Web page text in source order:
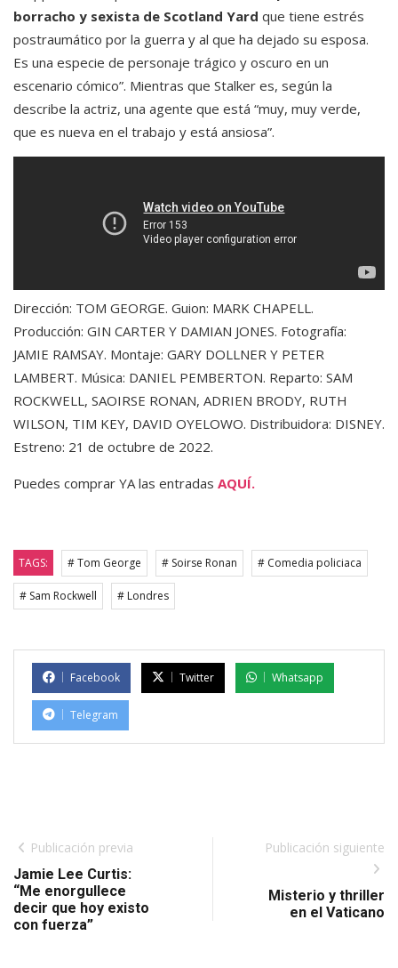
borracho y sexista de Scotland Yard que tiene estrés
postraumático por la guerra y al que ha dejado su esposa.
Es una especie de personaje trágico y oscuro en un
escenario cómico”. Mientras que Stalker es, según la
describe la actriz, una agente que está “muy, muy verde,
que es nueva en el trabajo y está ansiosa”.
Dirección: TOM GEORGE. Guion: MARK CHAPELL.
Producción: GIN CARTER Y DAMIAN JONES. Fotografía:
JAMIE RAMSAY. Montaje: GARY DOLLNER Y PETER
LAMBERT. Música: DANIEL PEMBERTON. Reparto: SAM
ROCKWELL, SAOIRSE RONAN, ADRIEN BRODY, RUTH
WILSON, TIM KEY, DAVID OYELOWO. Distribuidora: DISNEY.
Estreno: 21 de octubre de 2022.
Puedes comprar YA las entradas AQUÍ.
TAGS: # Tom George # Soirse Ronan # Comedia policiaca
# Sam Rockwell # Londres
Facebook Twitter Whatsapp
Telegram
Publicación previa
Jamie Lee Curtis:
“Me enorgullece
decir que hoy existo
con fuerza”
Publicación siguiente
Misterio y thriller
en el Vaticano